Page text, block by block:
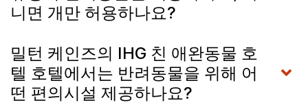
니면 개만 허용하나요?
밀턴 케인즈의 IHG 친 애완동물 호
텔 호텔에서는 반려동물을 위해 어
떤 편의시설 제공하나요?